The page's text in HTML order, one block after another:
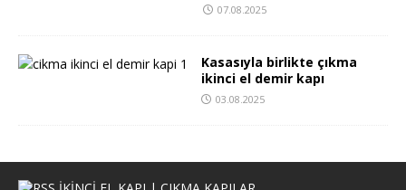
07.08.2025
Kasasıyla birlikte çıkma
ikinci el demir kapı
03.08.2025